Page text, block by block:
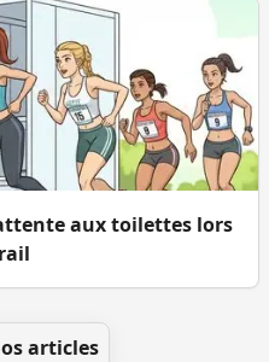
aux toilettes lors
articles